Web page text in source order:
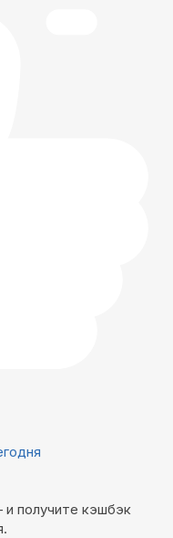
и получите кэшбэк